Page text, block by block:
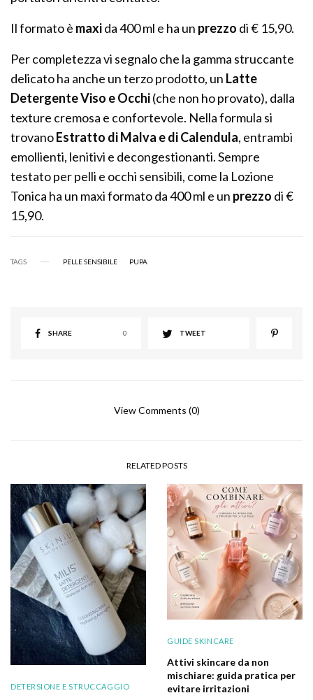
Il formato è maxida 400 ml e ha un prezzo di € 15,90.
Per completezza vi segnalo che la gamma struccante
delicato ha anche un terzo prodotto, un Latte
Detergente Viso e Occhi(che non ho provato), dalla
texture cremosa e confortevole. Nella formula si
trovanoEstratto di Malva e di Calendula, entrambi
emollienti, lenitivi e decongestionanti. Sempre
testato per pelli e occhi sensibili, come la Lozione
Tonica ha un maxi formato da 400 ml e un prezzo di €
15,90.
TAGS PELLE SENSIBILE PUPA
SHARE 0 TWEET
View Comments (0)
RELATED POSTS
DETERSIONE E STRUCCAGGIO
GUIDE SKINCARE
Attivi skincare da non
mischiare: guida pratica per
evitare irritazioni